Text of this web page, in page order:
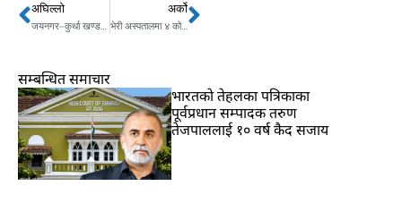
Prev
अघिल्लो अर्को
भेरी अस्पतालमा ४ कोरोना संक्रमितको मृत्यु Next
सम्बन्धित समाचार
भारतकाे तेहलका पत्रिकाका
पूर्वप्रधान सम्पादक तरुण
तेजपाललाई १० वर्ष कैद सजाय